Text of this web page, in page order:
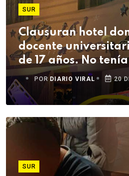
SUR
Clausuran hotel
docente
de 17 años. No
ITSEPOR DIARIO VIRAL 20
SUR